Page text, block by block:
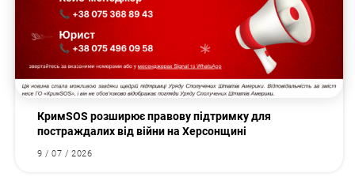
КримSOS розширює правову підтримку для
постраждалих від війни на Херсонщині
9 / 07 / 2026